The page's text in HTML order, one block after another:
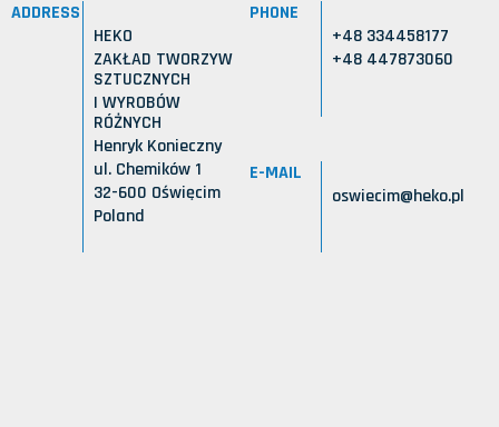
ADDRESS
HEKO
ZAKŁAD TWORZYW
SZTUCZNYCH
I WYROBÓW
RÓŻNYCH
Henryk Konieczny
ul. Chemików 1
32-600 Oświęcim
Poland
PHONE
+48 334458177
+48 447873060
E-MAIL
oswiecim@heko.pl